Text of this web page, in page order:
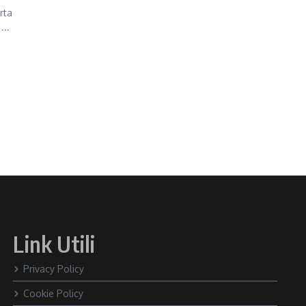
Link Utili
Privacy Policy
Cookie Policy